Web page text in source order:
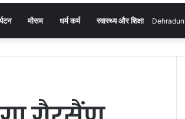
मौसम धर्म कर्म स्वास्थ्य और शिक्षा Dehradun